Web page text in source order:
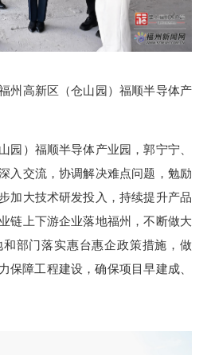
州高新区（仓山园）福顺半导体产
园）福顺半导体产业园，郭宁宁、
入交流，协调解决难点问题，勉励
加大技术研发投入，持续提升产品
链上下游企业落地福州，不断做大
部门落实惠台惠企政策措施，做
保障工程建设，确保项目早建成、